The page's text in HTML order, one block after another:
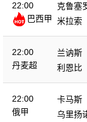
22:00
巴西甲
克鲁塞
米拉索
22:00
丹麦超
兰讷斯
利恩比
22:00
俄甲
卡马斯
乌里扬